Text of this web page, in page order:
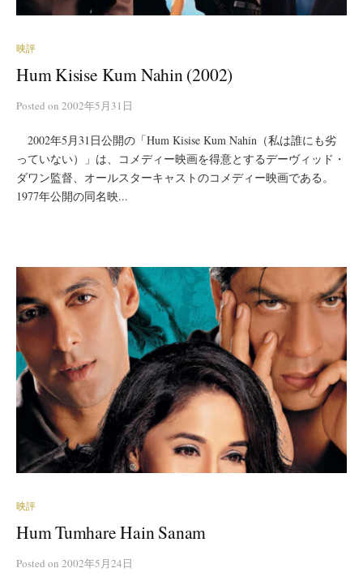
映評
Hum Kisise Kum Nahin (2002)
Posted on 2002年5月31日
2002年5月31日公開の「Hum Kisise Kum Nahin（私は誰にも劣
っていない）」は、コメディー映画を得意とするデーヴィッド・
ダワン監督、オールスターキャストのコメディー映画である。
1977年公開の同名映...
映評
Hum Tumhare Hain Sanam
Posted on 2002年5月24日